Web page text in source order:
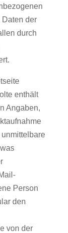
der
durch
enthält
Angaben,
Person
den
von der